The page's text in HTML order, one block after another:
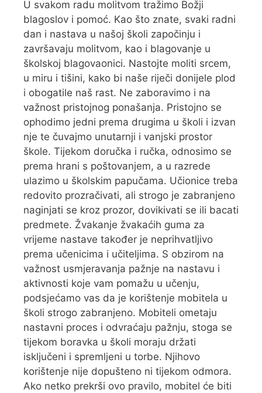
U svakom radu molitvom tražimo Božji
blagoslov i pomoć. Kao što znate, svaki radni
dan i nastava u našoj školi započinju i
završavaju molitvom, kao i blagovanje u
školskoj blagovaonici. Nastojte moliti srcem,
u miru i tišini, kako bi naše riječi donijele plod
i obogatile naš rast. Ne zaboravimo i na
važnost pristojnog ponašanja. Pristojno se
ophodimo jedni prema drugima u školi i izvan
nje te čuvajmo unutarnji i vanjski prostor
škole. Tijekom doručka i ručka, odnosimo se
prema hrani s poštovanjem, a u razrede
ulazimo u školskim papučama. Učionice treba
redovito prozračivati, ali strogo je zabranjeno
naginjati se kroz prozor, dovikivati se ili bacati
predmete. Žvakanje žvakaćih guma za
vrijeme nastave također je neprihvatljivo
prema učenicima i učiteljima. S obzirom na
važnost usmjeravanja pažnje na nastavu i
aktivnosti koje vam pomažu u učenju,
podsjećamo vas da je korištenje mobitela u
školi strogo zabranjeno. Mobiteli ometaju
nastavni proces i odvraćaju pažnju, stoga se
tijekom boravka u školi moraju držati
isključeni i spremljeni u torbe. Njihovo
korištenje nije dopušteno ni tijekom odmora.
Ako netko prekrši ovo pravilo, mobitel će biti